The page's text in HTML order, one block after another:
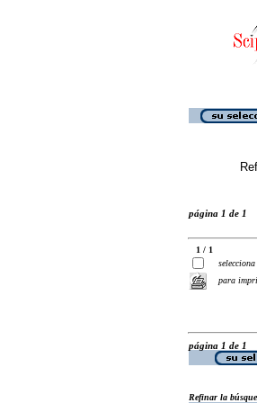
página 1 de 1
1 / 1
selecciona
para
página 1 de 1
Refinar la